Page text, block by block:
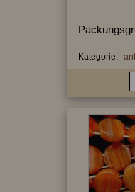
Kategorie: